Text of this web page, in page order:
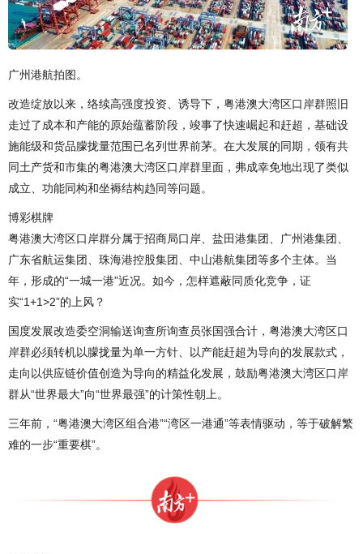
广州港航拍图。
改造绽放以来，络续高强度投资、诱导下，粤港澳大湾区口岸群照旧
走过了成本和产能的原始蕴蓄阶段，竣事了快速崛起和赶超，基础设
施能级和货品朦拢量范围已名列世界前茅。在大发展的同期，领有共
同土产货和市集的粤港澳大湾区口岸群里面，弗成幸免地出现了类似
成立、功能同构和坐褥结构趋同等问题。
博彩棋牌
粤港澳大湾区口岸群分属于招商局口岸、盐田港集团、广州港集团、
广东省航运集团、珠海港控股集团、中山港航集团等多个主体。当
年，形成的“一城一港”近况。如今，怎样遮蔽同质化竞争，证
实“1+1>2”的上风？
国度发展改造委空洞输送询查所询查员张国强合计，粤港澳大湾区口
岸群必须转机以朦拢量为单一方针、以产能赶超为导向的发展款式，
走向以供应链价值创造为导向的精益化发展，鼓励粤港澳大湾区口岸
群从“世界最大”向“世界最强”的计策性朝上。
三年前，“粤港澳大湾区组合港”“湾区一港通”等表情驱动，等于破解繁
难的一步“重要棋”。